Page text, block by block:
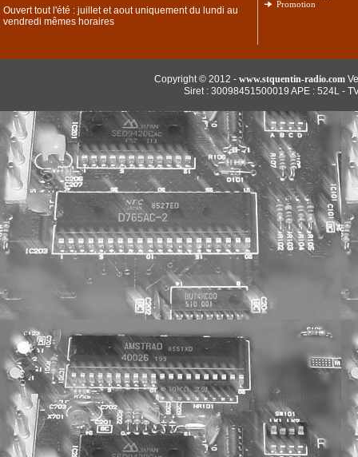
Ouvert tout l'été : juillet et aout uniquement du lundi au
vendredi mêmes horaires
Promotion
Copyright © 2012 - www.stquentin-radio.com
Siret : 30098451500019 APE : 524L -